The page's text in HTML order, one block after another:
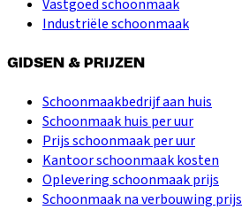
Vastgoed schoonmaak
Industriële schoonmaak
GIDSEN & PRIJZEN
Schoonmaakbedrijf aan huis
Schoonmaak huis per uur
Prijs schoonmaak per uur
Kantoor schoonmaak kosten
Oplevering schoonmaak prijs
Schoonmaak na verbouwing prijs